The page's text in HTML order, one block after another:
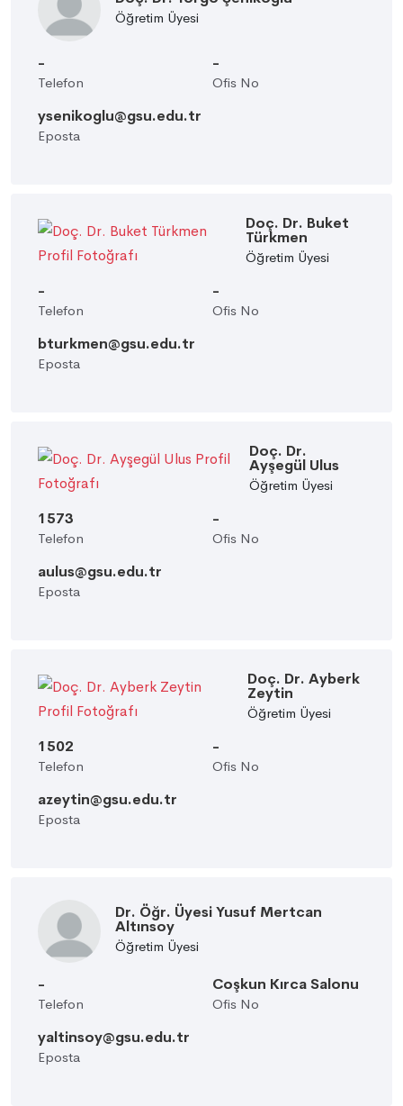
Öğretim Üyesi
-
Telefon
-
Ofis No
ysenikoglu@gsu.edu.tr
Eposta
Doç. Dr. Buket
Türkmen
Öğretim Üyesi
-
Telefon
-
Ofis No
bturkmen@gsu.edu.tr
Eposta
Doç. Dr.
Ayşegül Ulus
Öğretim Üyesi
1573
Telefon
-
Ofis No
aulus@gsu.edu.tr
Eposta
Doç. Dr. Ayberk
Zeytin
Öğretim Üyesi
1502
Telefon
-
Ofis No
azeytin@gsu.edu.tr
Eposta
Dr. Öğr. Üyesi Yusuf Mertcan
Altınsoy
Öğretim Üyesi
-
Telefon
Coşkun Kırca Salonu
Ofis No
yaltinsoy@gsu.edu.tr
Eposta